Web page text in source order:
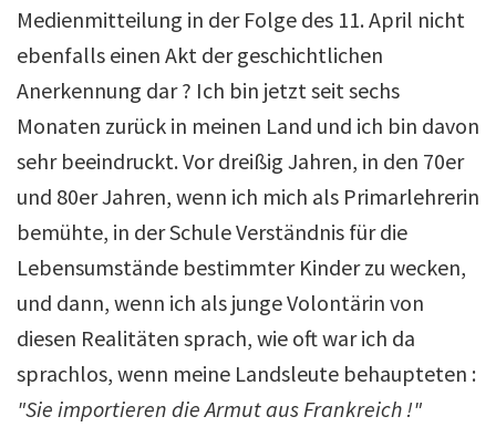
Medienmitteilung in der Folge des 11. April nicht
ebenfalls einen Akt der geschichtlichen
Anerkennung dar ? Ich bin jetzt seit sechs
Monaten zurück in meinen Land und ich bin davon
sehr beeindruckt. Vor dreißig Jahren, in den 70er
und 80er Jahren, wenn ich mich als Primarlehrerin
bemühte, in der Schule Verständnis für die
Lebensumstände bestimmter Kinder zu wecken,
und dann, wenn ich als junge Volontärin von
diesen Realitäten sprach, wie oft war ich da
sprachlos, wenn meine Landsleute behaupteten :
"Sie importieren die Armut aus Frankreich !"